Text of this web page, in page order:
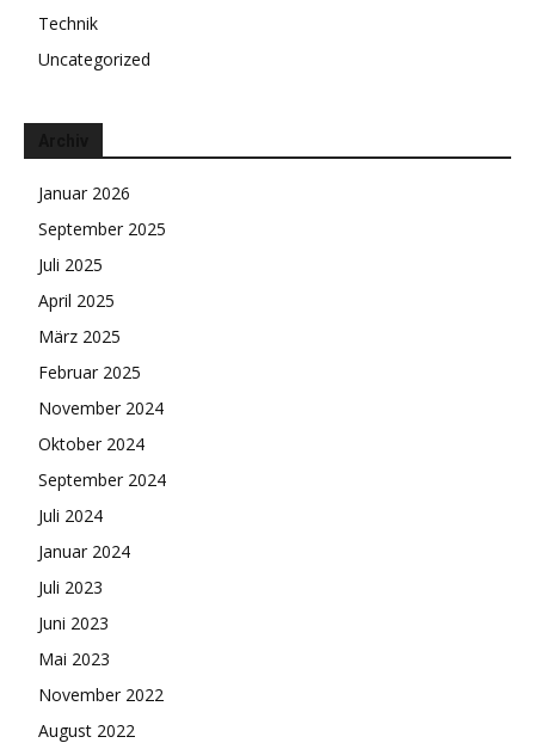
Technik
Uncategorized
Januar 2026
September 2025
Juli 2025
April 2025
März 2025
Februar 2025
November 2024
Oktober 2024
September 2024
Juli 2024
Januar 2024
Juli 2023
Juni 2023
Mai 2023
November 2022
August 2022